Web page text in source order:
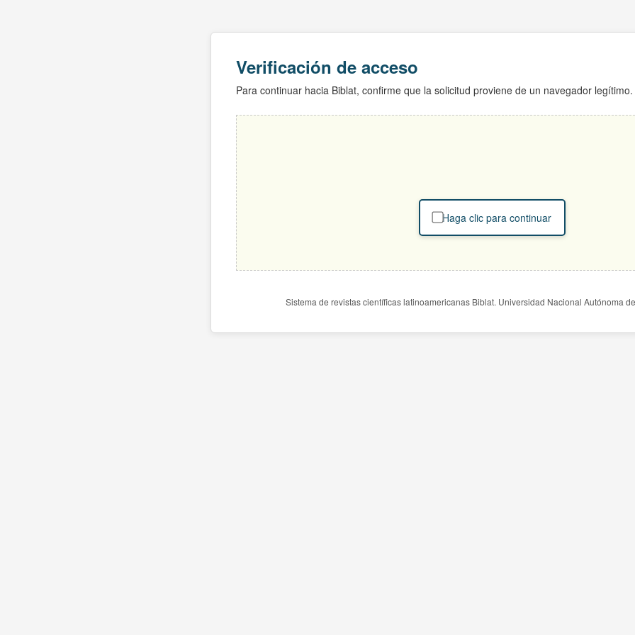
Verificación de acceso
Para continuar hacia Biblat, confirme que la solicitud proviene de un navegador legítimo.
Haga clic para continuar
Sistema de revistas científicas latinoamericanas Biblat. Universidad Nacional Autónoma